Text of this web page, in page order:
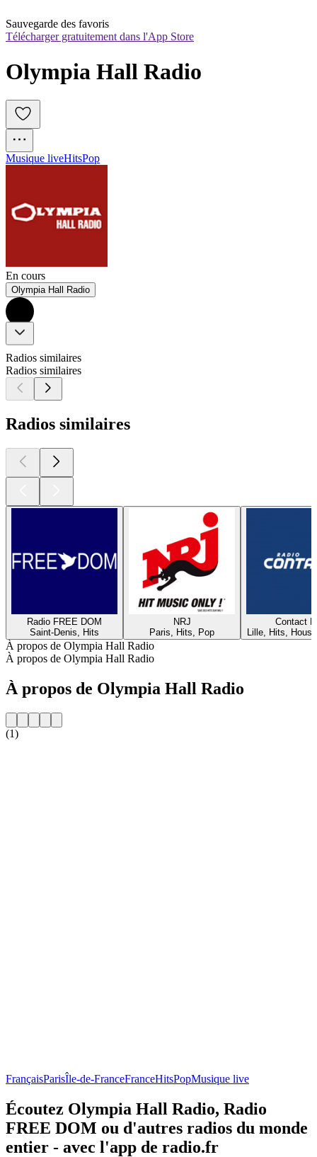
Sauvegarde des favoris
Télécharger gratuitement dans l'App Store
Olympia Hall Radio
Musique liveHitsPop
En cours
Olympia Hall Radio
Radios similaires
Radios similaires
Radios similaires
Radio FREE DOM
Saint-Denis, Hits
NRJ
Paris, Hits, Pop
Contact
Lille, Hits,
À propos de Olympia Hall Radio
À propos de Olympia Hall Radio
À propos de Olympia Hall Radio
(1)
FrançaisParisÎle-de-FranceFranceHitsPopMusique live
Écoutez Olympia Hall Radio, Radio
FREE DOM ou d'autres radios du monde
entier - avec l'app de radio.fr